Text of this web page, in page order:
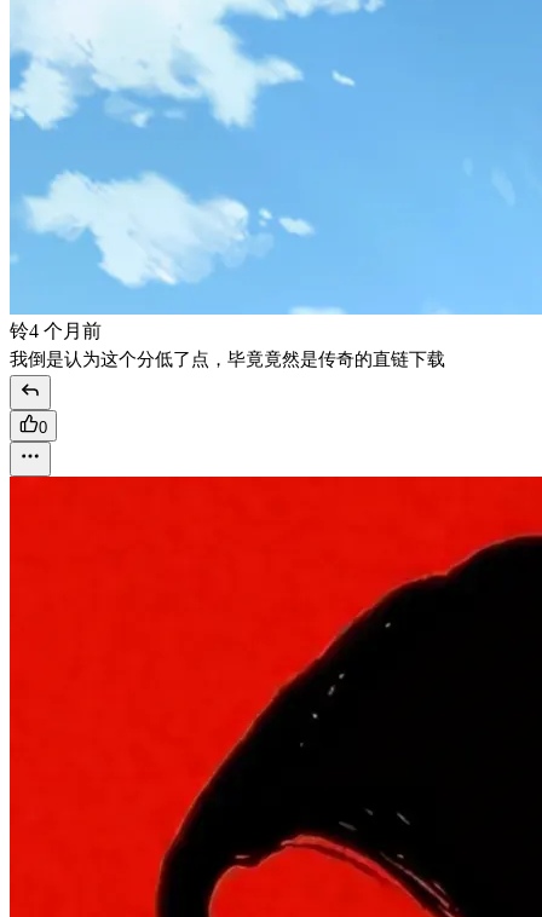
铃4 个月前
我倒是认为这个分低了点，毕竟竟然是传奇的直链下载
0